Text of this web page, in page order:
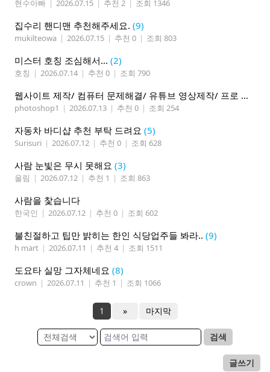
현수아빠 | 2026.07.15 | 추천 2 | 조회 1346
집수리 핸디맨 추천해주세요. (9)
mukilteowa | 2026.07.15 | 추천 0 | 조회 803
미스터 호칭 조심해서... (2)
호칭 | 2026.07.14 | 추천 0 | 조회 790
웹사이트 제작/ 컴퓨터 문제해결/ 유튜브 영상제작/ 프로 사진촬영
photoshop1 | 2026.07.13 | 추천 0 | 조회 254
자동차 바디샵 추천 부탁 드려요 (5)
Surisuri | 2026.07.12 | 추천 0 | 조회 628
사람 눈빛은 무시 못해요 (3)
올림 | 2026.07.12 | 추천 1 | 조회 863
사람을 찿습니다
한국인 | 2026.07.12 | 추천 0 | 조회 602
불친절하고 팁만 밝히는 한인 식당업주들 봐라.. (9)
h mart | 2026.07.11 | 추천 4 | 조회 1511
도요타 실망 그자체네요 (8)
crown | 2026.07.11 | 추천 1 | 조회 1066
1 » 마지막
검색
글쓰기